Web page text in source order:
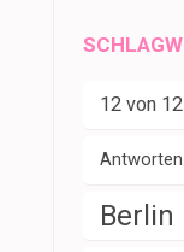
12 von 12
Antworten
Berlin